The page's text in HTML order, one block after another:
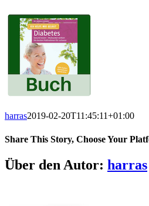
harras2019-02-20T11:45:11+01:00
Share This Story, Choose Your
Facebook
X
LinkedIn
Pinterest
E-
Mail
Über den Autor: harras